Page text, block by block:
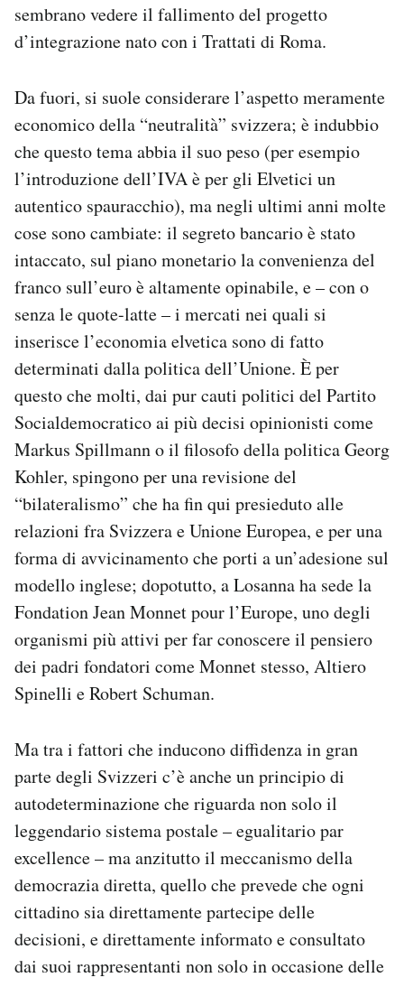
sembrano vedere il fallimento del progetto
d’integrazione nato con i Trattati di Roma.
Da fuori, si suole considerare l’aspetto meramente
economico della “neutralità” svizzera; è indubbio
che questo tema abbia il suo peso (per esempio
l’introduzione dell’IVA è per gli Elvetici un
autentico spauracchio), ma negli ultimi anni molte
cose sono cambiate: il segreto bancario è stato
intaccato, sul piano monetario la convenienza del
franco sull’euro è altamente opinabile, e – con o
senza le quote-latte – i mercati nei quali si
inserisce l’economia elvetica sono di fatto
determinati dalla politica dell’Unione. È per
questo che molti, dai pur cauti politici del Partito
Socialdemocratico ai più decisi opinionisti come
Markus Spillmann o il filosofo della politica Georg
Kohler, spingono per una revisione del
“bilateralismo” che ha fin qui presieduto alle
relazioni fra Svizzera e Unione Europea, e per una
forma di avvicinamento che porti a un’adesione sul
modello inglese; dopotutto, a Losanna ha sede la
Fondation Jean Monnet pour l’Europe, uno degli
organismi più attivi per far conoscere il pensiero
dei padri fondatori come Monnet stesso, Altiero
Spinelli e Robert Schuman.
Ma tra i fattori che inducono diffidenza in gran
parte degli Svizzeri c’è anche un principio di
autodeterminazione che riguarda non solo il
leggendario sistema postale – egualitario par
excellence – ma anzitutto il meccanismo della
democrazia diretta, quello che prevede che ogni
cittadino sia direttamente partecipe delle
decisioni, e direttamente informato e consultato
dai suoi rappresentanti non solo in occasione delle